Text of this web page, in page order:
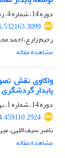
دوره 14، شماره 4، زمستان 1404، صفحه
رحیم زارع، احمد
مشاهده مقاله
واکاوی نقش
پایدار
دوره 14، شماره 1، بهار 1404، صفحه
ناصر سیف اللهی،
مشاهده مقاله